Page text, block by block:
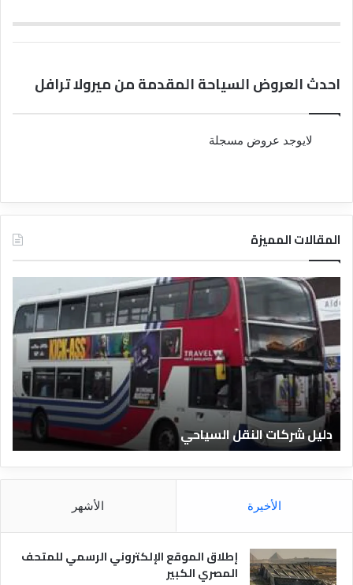
احدث العروض السياحة المقدمة من ميرولا ترافل
لايوجد عروض مسجلة
المقالات المميزة
ل
ي
ش
ر
ك
ا
ت
ل
ن
ق
ل
س
دليل شركات النقل السياحي
ا
ر
الأخيرة الأشهر
إطلاق الموقع الإلكتروني الرسمي للمتحف
المصري الكبير